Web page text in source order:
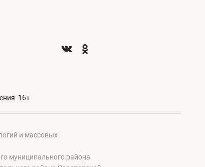
16+
и массовых
муниципального района